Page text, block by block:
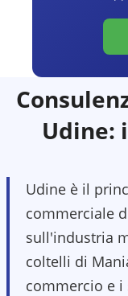
Udine:
Udine è il
commerciale
sull'industria
coltelli di
commercio e i